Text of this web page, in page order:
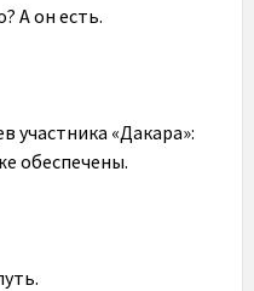
А он есть.
участника «Дакара»:
обеспечены.